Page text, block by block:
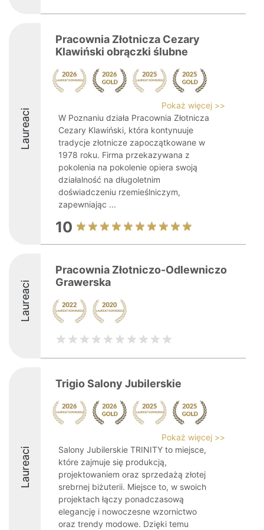
Laureaci
Pracownia Złotnicza Cezary
Klawiński obrączki ślubne
Pokaż więcej >>
W Poznaniu działa Pracownia Złotnicza
Cezary Klawiński, która kontynuuje
tradycje złotnicze zapoczątkowane w
1978 roku. Firma przekazywana z
pokolenia na pokolenie opiera swoją
działalność na długoletnim
doświadczeniu rzemieślniczym,
zapewniając ...
10
Laureaci
Pracownia Złotniczo-Odlewniczo
Grawerska
Laureaci
Trigio Salony Jubilerskie
Pokaż więcej >>
Salony Jubilerskie TRINITY to miejsce,
które zajmuje się produkcją,
projektowaniem oraz sprzedażą złotej
srebrnej biżuterii. Miejsce to, w swoich
projektach łączy ponadczasową
elegancję i nowoczesne wzornictwo
oraz trendy modowe. Dzięki temu